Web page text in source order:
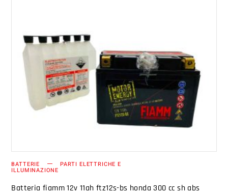
AGGIUNGI AL CARRELLO
BATTERIE PARTI ELETTRICHE E
ILLUMINAZIONE
Batteria fiamm 12v 11ah ftz12s-bs honda 300 cc sh abs